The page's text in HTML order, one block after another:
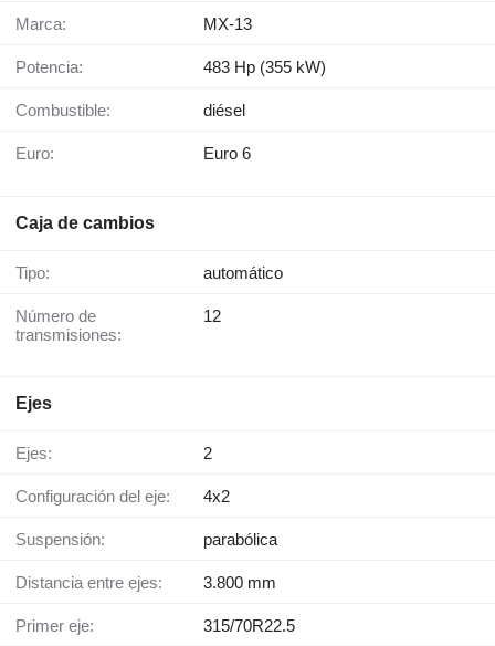
Marca: MX-13
Potencia: 483 Hp (355 kW)
Combustible: diésel
Euro: Euro 6
Caja de cambios
Tipo: automático
Número de
transmisiones:
12
Ejes
Ejes: 2
Configuración del eje: 4x2
Suspensión: parabólica
Distancia entre ejes: 3.800 mm
Primer eje: 315/70R22.5